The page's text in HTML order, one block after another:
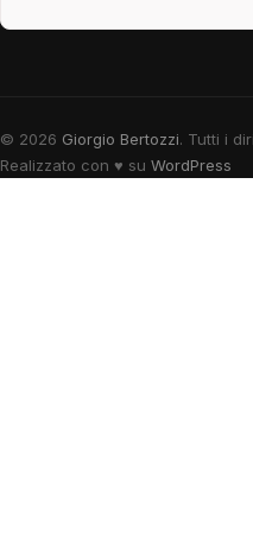
© 2026 Giorgio Bertozzi. Tutti i
Realizzato con ♥ su WordPress